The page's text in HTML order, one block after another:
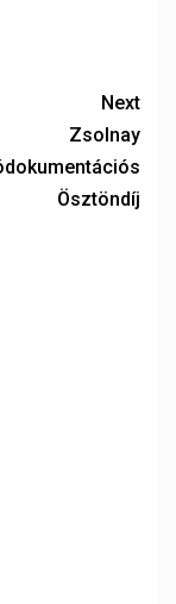
Next
Zsolnay
Ösztöndíj